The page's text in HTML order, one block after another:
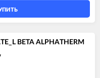
BETA ALPHATHERM